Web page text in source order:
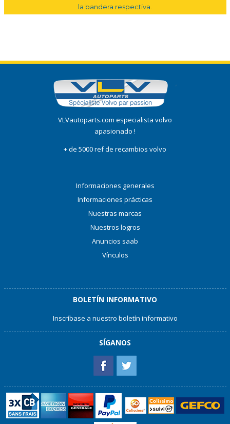
la bandera respectiva.
VLVautoparts.com especialista volvo
apasionado !
+ de 5000 ref de recambios volvo
Informaciones generales
Informaciones prácticas
Nuestras marcas
Nuestros logros
Anuncios saab
Vínculos
BOLETÍN INFORMATIVO
Inscríbase a nuestro boletín informativo
SÍGANOS